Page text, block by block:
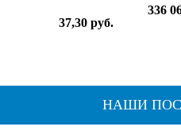
37,30 руб.
336
НАШИ